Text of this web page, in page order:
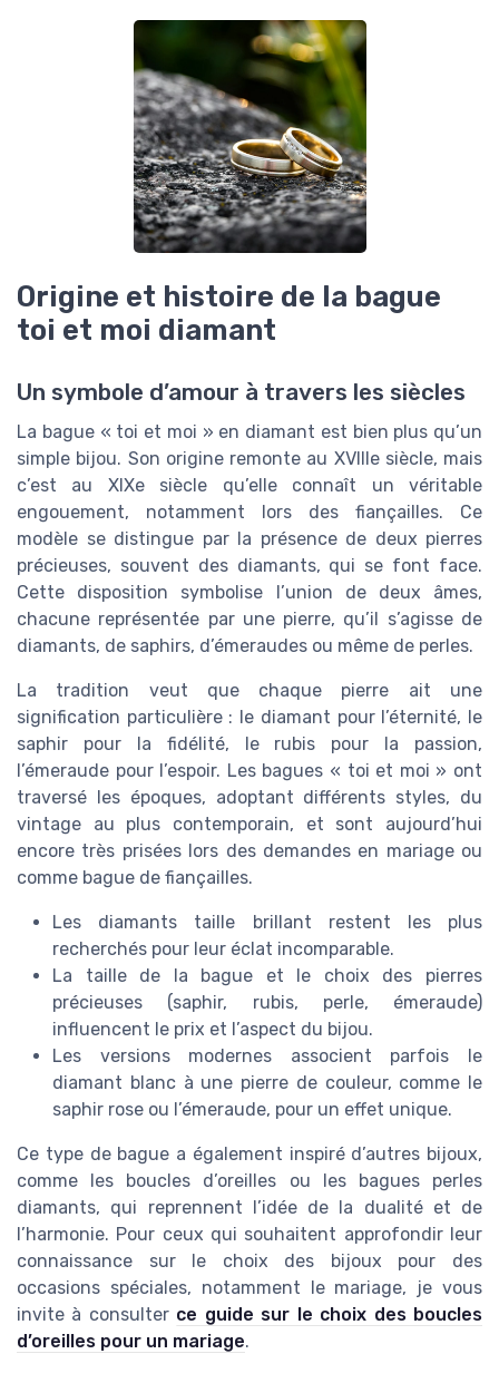
Origine et histoire de la bague
toi et moi diamant
Un symbole d’amour à travers les siècles
La bague « toi et moi » en diamant est bien plus qu’un
simple bijou. Son origine remonte au XVIIIe siècle, mais
c’est au XIXe siècle qu’elle connaît un véritable
engouement, notamment lors des fiançailles. Ce
modèle se distingue par la présence de deux pierres
précieuses, souvent des diamants, qui se font face.
Cette disposition symbolise l’union de deux âmes,
chacune représentée par une pierre, qu’il s’agisse de
diamants, de saphirs, d’émeraudes ou même de perles.
La tradition veut que chaque pierre ait une
signification particulière : le diamant pour l’éternité, le
saphir pour la fidélité, le rubis pour la passion,
l’émeraude pour l’espoir. Les bagues « toi et moi » ont
traversé les époques, adoptant différents styles, du
vintage au plus contemporain, et sont aujourd’hui
encore très prisées lors des demandes en mariage ou
comme bague de fiançailles.
Les diamants taille brillant restent les plus
recherchés pour leur éclat incomparable.
La taille de la bague et le choix des pierres
précieuses (saphir, rubis, perle, émeraude)
influencent le prix et l’aspect du bijou.
Les versions modernes associent parfois le
diamant blanc à une pierre de couleur, comme le
saphir rose ou l’émeraude, pour un effet unique.
Ce type de bague a également inspiré d’autres bijoux,
comme les boucles d’oreilles ou les bagues perles
diamants, qui reprennent l’idée de la dualité et de
l’harmonie. Pour ceux qui souhaitent approfondir leur
connaissance sur le choix des bijoux pour des
occasions spéciales, notamment le mariage, je vous
invite à consulter ce guide sur le choix des boucles
d’oreilles pour un mariage.